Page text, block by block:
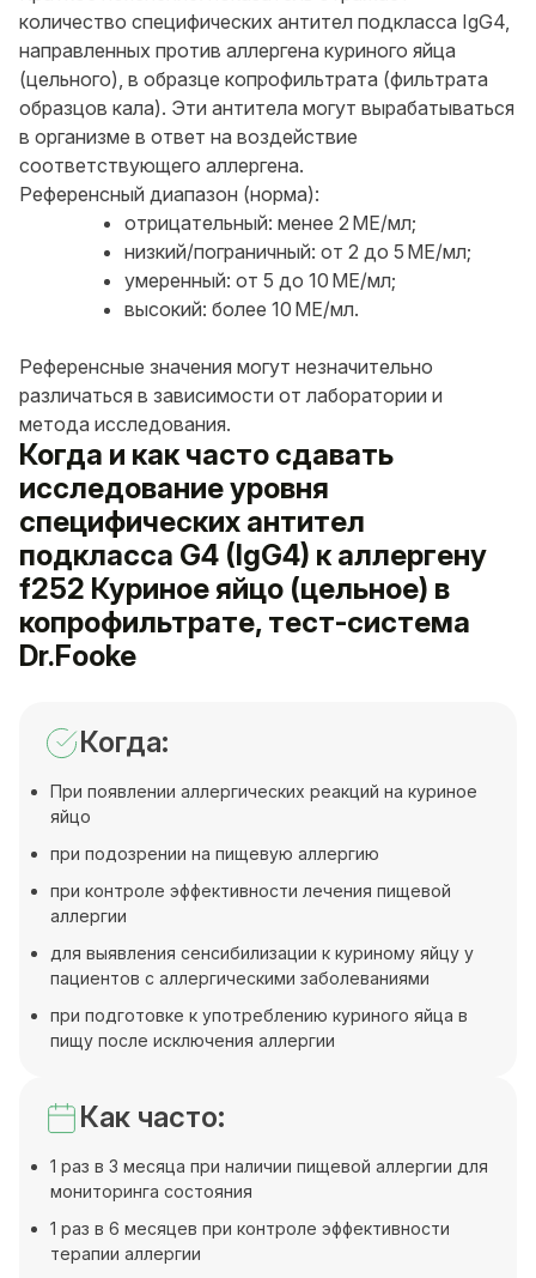
количество специфических антител подкласса IgG4,
направленных против аллергена куриного яйца
(цельного), в образце копрофильтрата (фильтрата
образцов кала). Эти антитела могут вырабатываться
в организме в ответ на воздействие
соответствующего аллергена.
Референсный диапазон (норма):
отрицательный: менее 2 МЕ/мл;
низкий/пограничный: от 2 до 5 МЕ/мл;
умеренный: от 5 до 10 МЕ/мл;
высокий: более 10 МЕ/мл.
Референсные значения могут незначительно
различаться в зависимости от лаборатории и
метода исследования.
Когда и как часто сдавать
исследование уровня
специфических антител
подкласса G4 (IgG4) к аллергену
f252 Куриное яйцо (цельное) в
копрофильтрате, тест-система
Dr.Fooke
Когда:
При появлении аллергических реакций на куриное
яйцо
при подозрении на пищевую аллергию
при контроле эффективности лечения пищевой
аллергии
для выявления сенсибилизации к куриному яйцу у
пациентов с аллергическими заболеваниями
при подготовке к употреблению куриного яйца в
пищу после исключения аллергии
Как часто:
1 раз в 3 месяца при наличии пищевой аллергии для
мониторинга состояния
1 раз в 6 месяцев при контроле эффективности
терапии аллергии